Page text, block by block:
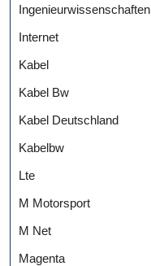
Ingenieurwissenschaften
Internet
Kabel
Kabel Bw
Kabel Deutschland
Kabelbw
Lte
M Motorsport
M Net
Magenta